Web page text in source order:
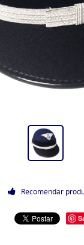
Recomendar